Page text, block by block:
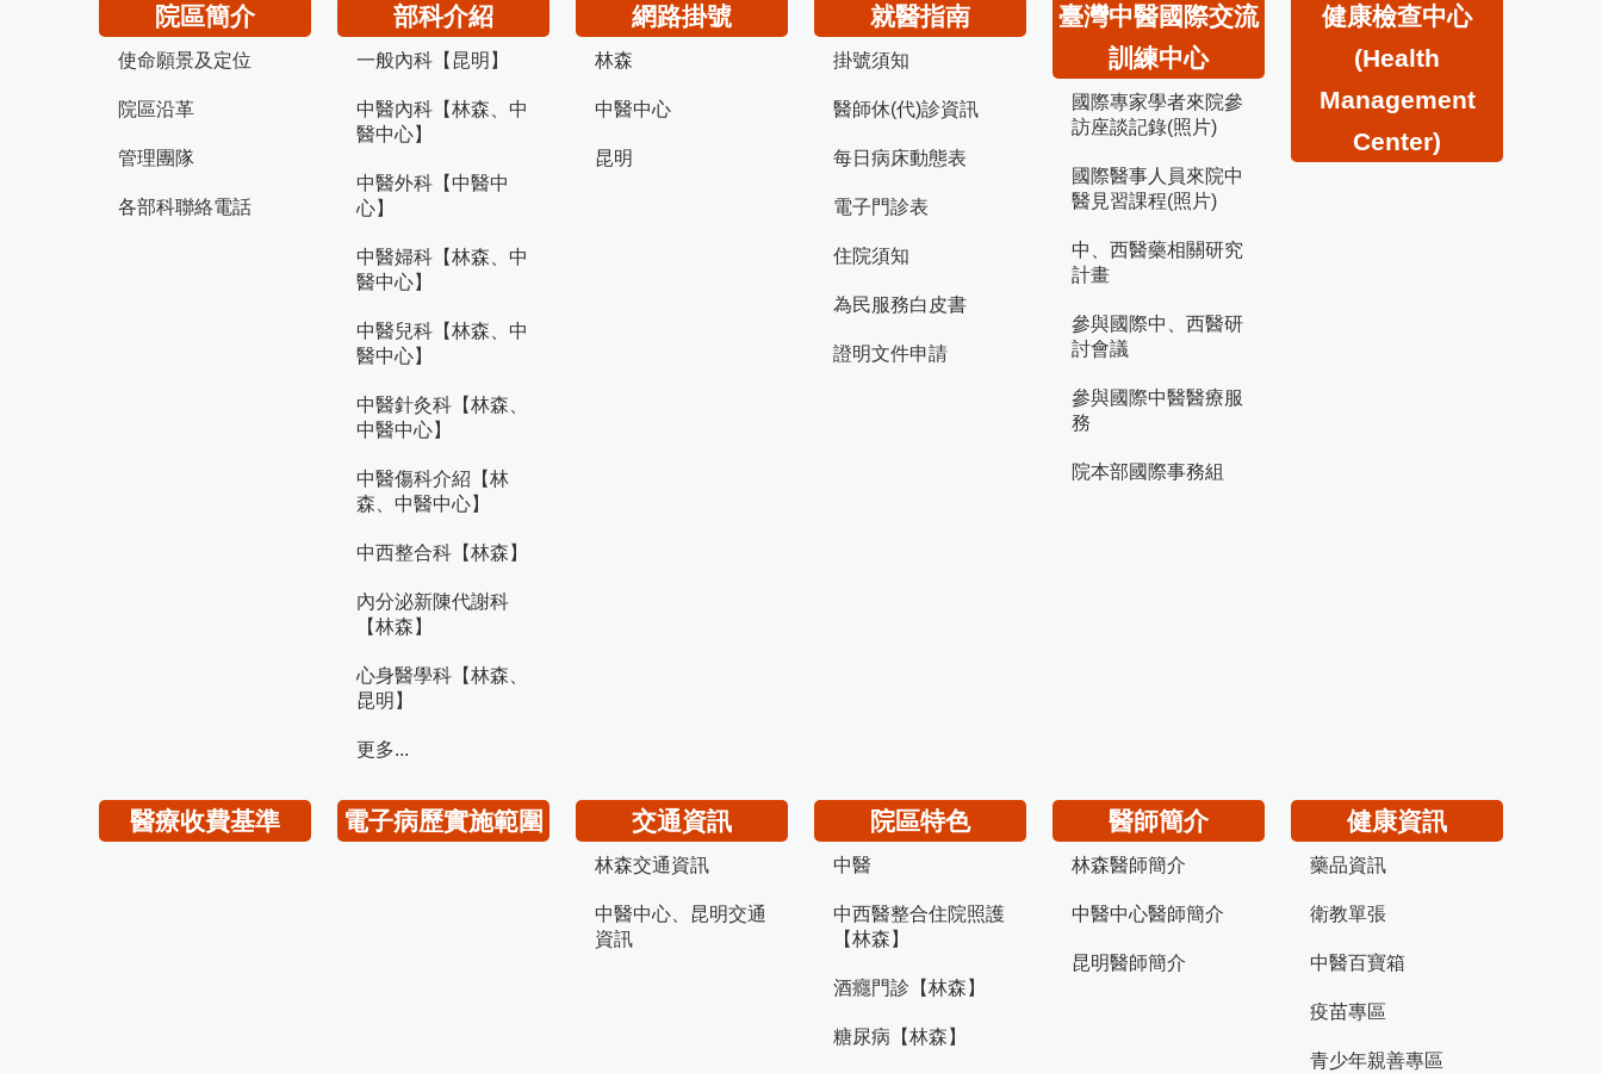
院區簡介
使命願景及定位
院區沿革
管理團隊
各部科聯絡電話
部科介紹
一般內科【昆明】
中醫內科【林森、中
醫中心】
中醫外科【中醫中
心】
中醫婦科【林森、中
醫中心】
中醫兒科【林森、中
醫中心】
中醫針灸科【林森、
中醫中心】
中醫傷科介紹【林
森、中醫中心】
中西整合科【林森】
內分泌新陳代謝科
【林森】
心身醫學科【林森、
昆明】
更多...
網路掛號
林森
中醫中心
昆明
就醫指南
掛號須知
醫師休(代)診資訊
每日病床動態表
電子門診表
住院須知
為民服務白皮書
證明文件申請
臺灣中醫國際交流
訓練中心
國際專家學者來院參
訪座談記錄(照片)
國際醫事人員來院中
醫見習課程(照片)
中、西醫藥相關研究
計畫
參與國際中、西醫研
討會議
參與國際中醫醫療服
務
院本部國際事務組
健康檢查中心
(Health
Management
Center)
醫療收費基準 電子病歷實施範圍 交通資訊
林森交通資訊
中醫中心、昆明交通
資訊
院區特色
中醫
中西醫整合住院照護
【林森】
酒癮門診【林森】
糖尿病【林森】
醫師簡介
林森醫師簡介
中醫中心醫師簡介
昆明醫師簡介
健康資訊
藥品資訊
衛教單張
中醫百寶箱
疫苗專區
青少年親善專區